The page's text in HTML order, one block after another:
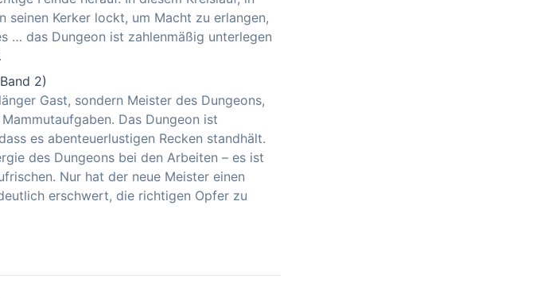
Kerker lockt, um Macht zu erlangen,
… das Dungeon ist zahlenmäßig unterlegen
2)
Gast, sondern Meister des Dungeons,
Das Dungeon ist
es abenteuerlustigen Recken standhält.
des Dungeons bei den Arbeiten – es ist
Nur hat der neue Meister einen
erschwert, die richtigen Opfer zu